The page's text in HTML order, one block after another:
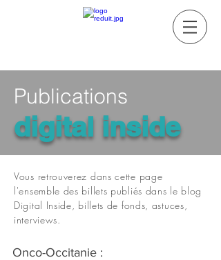
Publications
digital inside
Vous retrouverez dans cette page
l'ensemble des billets publiés dans le blog
Digital Inside, billets de fonds, astuces,
interviews.
Onco-Occitanie :